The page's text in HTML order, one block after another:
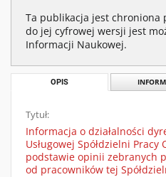
Ta publikacja jest chroniona
do jej cyfrowej wersji jest
Informacji Naukowej.
OPIS
Tytuł:
Informacja o działalności
Usługowej Spółdzielni
podstawie opinii zebranych
od pracowników tej